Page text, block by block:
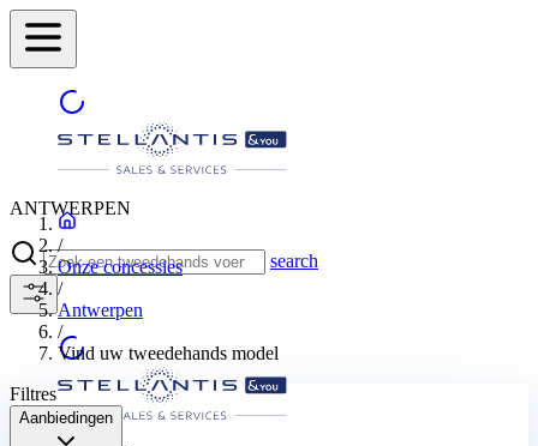
ANTWERPEN
search
/
Onze concessies
/
Antwerpen
/
Vind uw tweedehands model
Filtres
Aanbiedingen